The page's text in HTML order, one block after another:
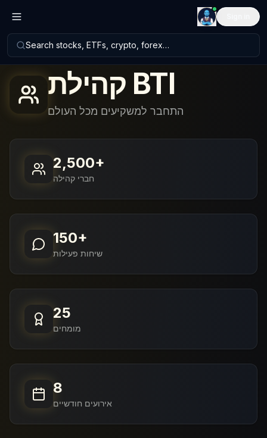
Search stocks, ETFs, crypto, forex…
קהילת BTI
התחבר למשקיעים מכל העולם
2,500+
חברי קהילה
150+
שיחות פעילות
25
מומחים
8
אירועים חודשיים